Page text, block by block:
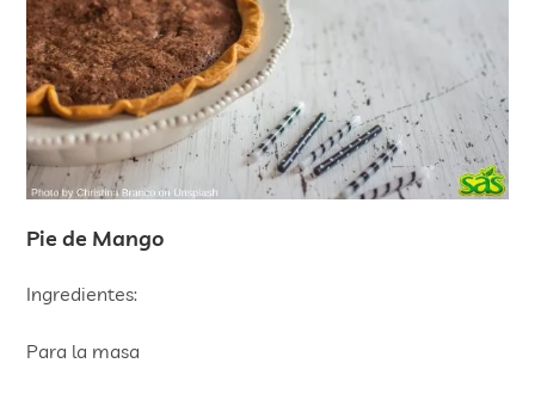
Pie de Mango
Ingredientes:
Para la masa